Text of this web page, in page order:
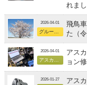
れま
2026-04-01
飛鳥
た（
2026-04-01
アス
ョン
2026-01-27
アス